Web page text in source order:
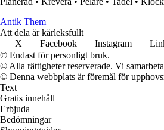
Antik Them
Att dela är kärleksfullt
X
Facebook Instagram
© Endast för personligt bruk.
© Alla rättigheter reserverade. Vi
© Denna webbplats är föremål för
Text
Gratis innehåll
Erbjuda
Bedömningar